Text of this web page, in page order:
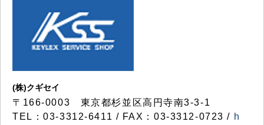
(株)クギセイ
〒166-0003 東京都杉並区高円寺南3-3-1
TEL：03-3312-6411 / FAX：03-3312-0723 / h